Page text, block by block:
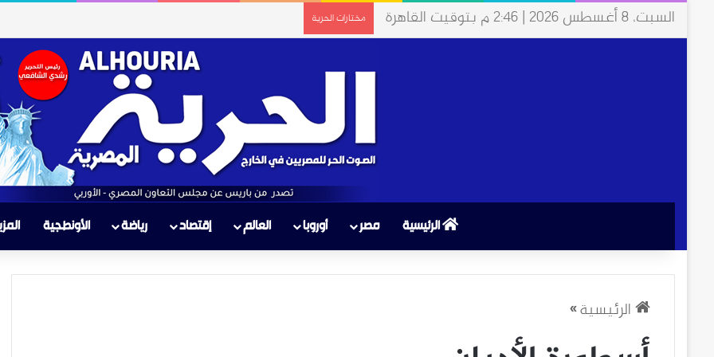
السبت، 8 أغسطس 2026 | 2:46 م بتوقيت القاهرة مختارات الحرية
الرئيسية مصر أوروبا العالم إقتصاد رياضة الأونطجية
الرئيسية»